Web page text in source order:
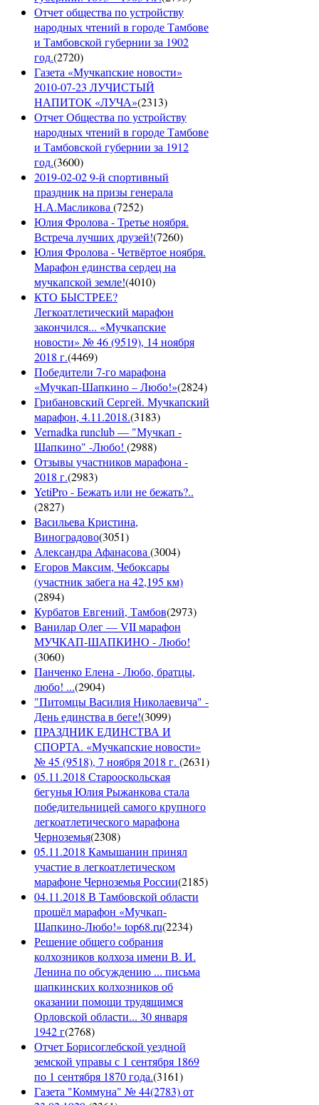
Отчет общества по устройству
народных чтений в городе Тамбове
и Тамбовской губернии за 1902
год.(2720)
Газета «Мучкапские новости»
2010-07-23 ЛУЧИСТЫЙ
НАПИТОК «ЛУЧА»(2313)
Отчет Общества по устройству
народных чтений в городе Тамбове
и Тамбовской губернии за 1912
год.(3600)
2019-02-02 9-й спортивный
праздник на призы генерала
Н.А.Масликова(7252)
Юлия Фролова - Третье ноября.
Встреча лучших друзей!(7260)
Юлия Фролова - Четвёртое ноября.
Марафон единства сердец на
мучкапской земле!(4010)
КТО БЫСТРЕЕ?
Легкоатлетический марафон
закончился... «Мучкапские
новости» № 46 (9519), 14 ноября
2018 г.(4469)
Победители 7-го марафона
«Мучкап-Шапкино – Любо!»(2824)
Грибановский Сергей. Мучкапский
марафон, 4.11.2018.(3183)
Vernadka runclub — "Мучкап -
Шапкино" -Любо! (2988)
Отзывы участников марафона -
2018 г.(2983)
YetiPro - Бежать или не бежать?..
(2827)
Васильева Кристина,
Виноградово(3051)
Александра Афанасова(3004)
Егоров Максим, Чебоксары
(участник забега на 42,195 км)
(2894)
Курбатов Евгений, Тамбов(2973)
Ванилар Олег — VII марафон
МУЧКАП-ШАПКИНО - Любо!
(3060)
Панченко Елена - Любо, братцы,
любо! ...(2904)
"Питомцы Василия Николаевича" -
День единства в беге!(3099)
ПРАЗДНИК ЕДИНСТВА И
СПОРТА. «Мучкапские новости»
№ 45 (9518), 7 ноября 2018 г. (2631)
05.11.2018 Старооскольская
бегунья Юлия Рыжанкова стала
победительницей самого крупного
легкоатлетического марафона
Черноземья(2308)
05.11.2018 Камышанин принял
участие в легкоатлетическом
марафоне Черноземья России(2185)
04.11.2018 В Тамбовской области
прошёл марафон «Мучкап-
Шапкино-Любо!» top68.ru(2234)
Решение общего собрания
колхозников колхоза имени В. И.
Ленина по обсуждению ... письма
шапкинских колхозников об
оказании помощи трудящимся
Орловской области... 30 января
1942 г(2768)
Отчет Борисоглебской уездной
земской управы с 1 сентября 1869
по 1 сентября 1870 года.(3161)
Газета "Коммуна" № 44(2783) от